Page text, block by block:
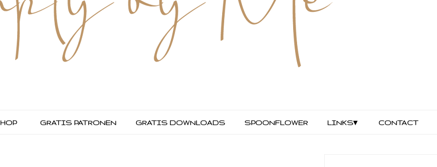
GRATIS PATRONEN GRATIS DOWNLOADS SPOONFLOWER LINKS▾ CONTACT